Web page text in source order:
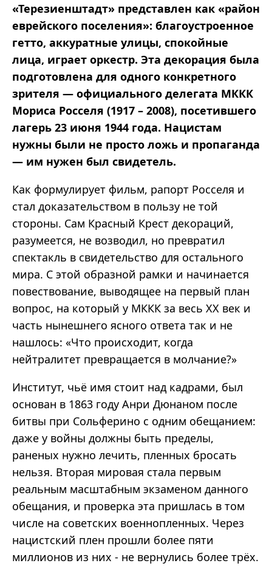
«Терезиенштадт» представлен как «район
еврейского поселения»: благоустроенное
гетто, аккуратные улицы, спокойные
лица, играет оркестр. Эта декорация была
подготовлена для одного конкретного
зрителя — официального делегата МККК
Мориса Росселя (1917 – 2008), посетившего
лагерь 23 июня 1944 года. Нацистам
нужны были не просто ложь и пропаганда
— им нужен был свидетель.
Как формулирует фильм, рапорт Росселя и
стал доказательством в пользу не той
стороны. Сам Красный Крест декораций,
разумеется, не возводил, но превратил
спектакль в свидетельство для остального
мира. С этой образной рамки и начинается
повествование, выводящее на первый план
вопрос, на который у МККК за весь ХХ век и
часть нынешнего ясного ответа так и не
нашлось: «Что происходит, когда
нейтралитет превращается в молчание?»
Институт, чьё имя стоит над кадрами, был
основан в 1863 году Анри Дюнаном после
битвы при Сольферино с одним обещанием:
даже у войны должны быть пределы,
раненых нужно лечить, пленных бросать
нельзя. Вторая мировая стала первым
реальным масштабным экзаменом данного
обещания, и проверка эта пришлась в том
числе на советских военнопленных. Через
нацистский плен прошли более пяти
миллионов из них - не вернулись более трёх.